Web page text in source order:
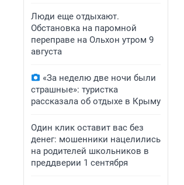
Люди еще отдыхают.
Обстановка на паромной
переправе на Ольхон утром 9
августа
«За неделю две ночи были
страшные»: туристка
рассказала об отдыхе в Крыму
Один клик оставит вас без
денег: мошенники нацелились
на родителей школьников в
преддверии 1 сентября